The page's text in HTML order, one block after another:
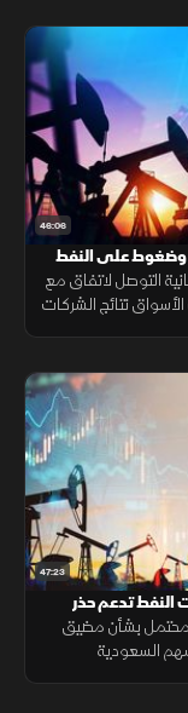
46:06
وضغوط على النفط
التوصل لاتفاق مع
نتائج الشركات
47:23
النفط تدعم حذر
محتمل بشأن مضيق
السعودية